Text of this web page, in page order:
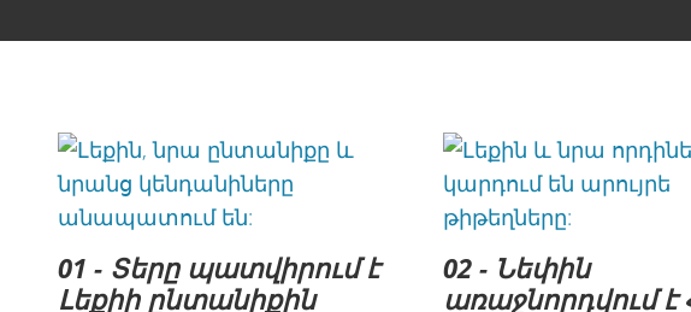
01 - Տերը պատվիրում է
Լեքիի ընտանիքին
02 - Նեփին
առաջնորդվում է